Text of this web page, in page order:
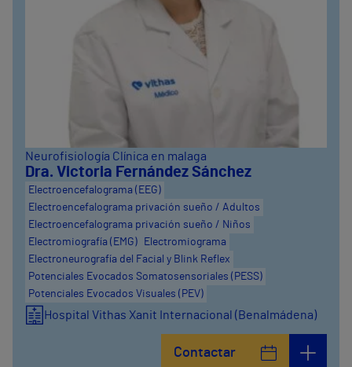
Neurofisiología Clínica en malaga
Dra. Victoria Fernández Sánchez
Electroencefalograma (EEG)
Electroencefalograma privación sueño / Adultos
Electroencefalograma privación sueño / Niños
Electromiografía (EMG)
Electromiograma
Electroneurografía del Facial y Blink Reflex
Potenciales Evocados Somatosensoriales (PESS)
Potenciales Evocados Visuales (PEV)
Hospital Vithas Xanit Internacional (Benalmádena)
Contactar